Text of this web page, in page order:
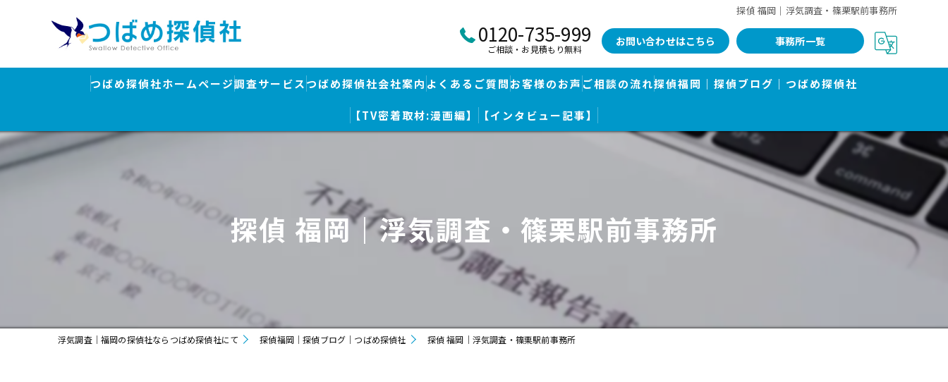
探偵 福岡｜浮気調査・篠栗駅前事務所
0120-735-999
ご相談・お見積もり無料
お問い合わせはこちら 事務所一覧
つばめ探偵社ホームページ調査サービス
浮気調査
行方調査・人探し
ストーカー対策
つばめ探偵社会社案内
つばめ探偵社｜福岡市博多区福岡空港前本部
つばめ探偵社 赤坂大手門事務所
久留米つばめ探偵社｜西鉄久留米駅より徒歩圏内｜分厚い証拠満載報告書で有名
よくあるご質問お客様のお声 ご相談の流れ探偵福岡｜探偵ブログ｜つばめ探偵社
【TV密着取材:漫画編】 【インタビュー記事】
探偵 福岡｜浮気調査・篠栗駅前事務所
浮気調査｜福岡の探偵社ならつばめ探偵社にて 探偵福岡｜探偵ブログ｜つばめ探偵社 探偵 福岡｜浮気調査・篠栗駅前事務所